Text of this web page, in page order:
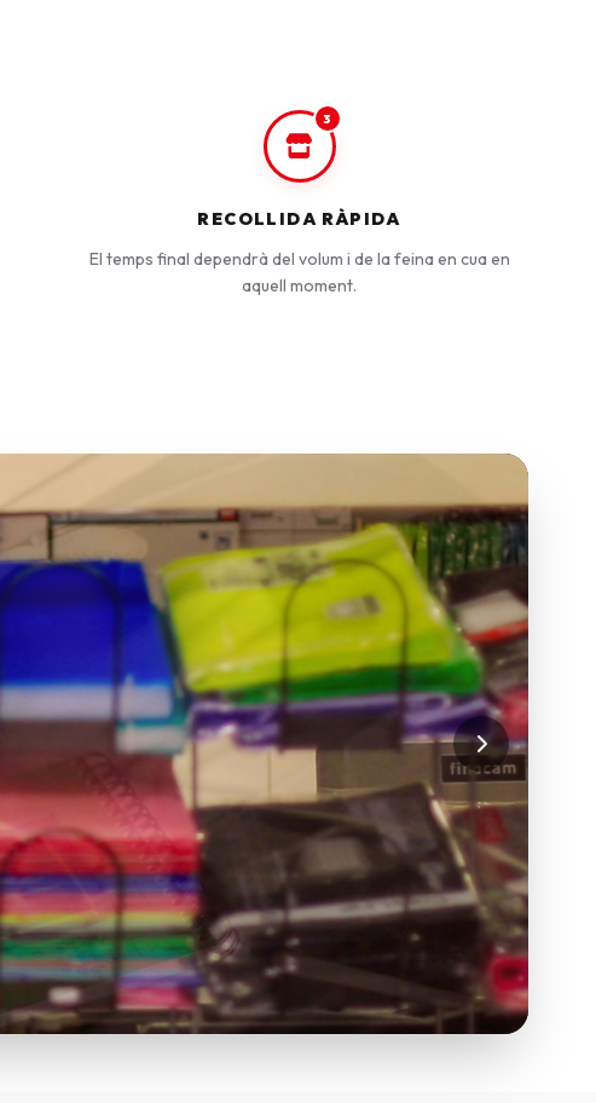
3
RECOLLIDA RÀPIDA
El temps final dependrà del volum i de la feina en cua en
aquell moment.